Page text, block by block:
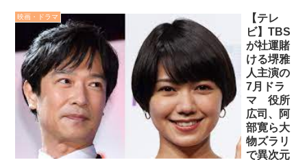
映画・ドラマ
【テレ
ビ】TBS
が社運賭
ける堺雅
人主演の
7月ドラ
マ 役所
広司、阿
部寛ら大
物ズラリ
で異次元